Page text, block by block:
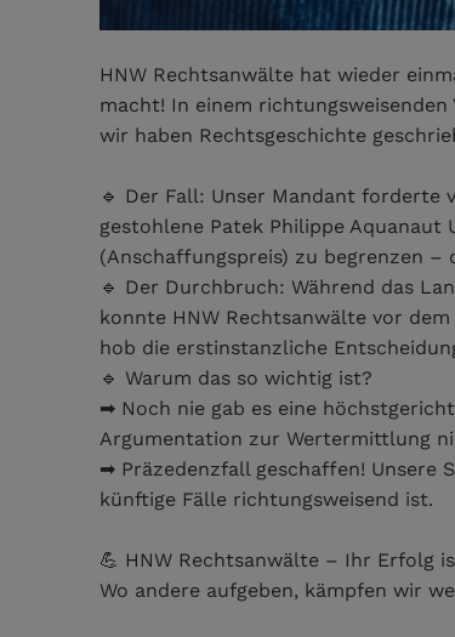
HNW Rechtsanwälte hat wieder
macht! In einem
wir haben Rechtsgeschichte
🔹 Der Fall: Unser Mandant forderte
gestohlene Patek Philippe Aquanaut
(Anschaffungspreis) zu begrenzen
🔹 Der Durchbruch: Während das
konnte HNW Rechtsanwälte vor
hob die erstinstanzliche
🔹 Warum das so wichtig ist?
➡ Noch nie gab es eine
Argumentation zur Wertermittlung
➡ Präzedenzfall geschaffen! Unsere
künftige Fälle richtungsweisend ist.
💪 HNW Rechtsanwälte – Ihr Erfolg
Wo andere aufgeben, kämpfen wir